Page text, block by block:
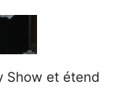
Show et étend